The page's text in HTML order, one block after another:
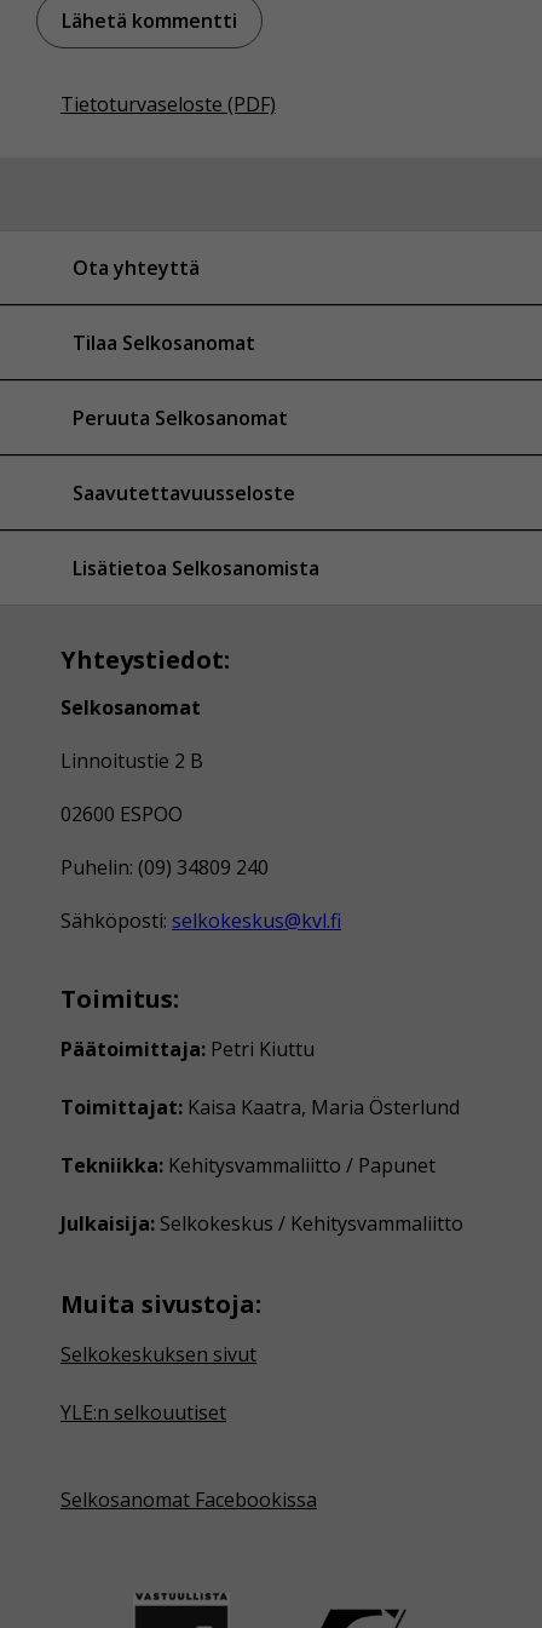
Tietoturvaseloste (PDF)
Ota yhteyttä
Tilaa Selkosanomat
Peruuta Selkosanomat
Saavutettavuusseloste
Lisätietoa Selkosanomista
Yhteystiedot:
Selkosanomat
Linnoitustie 2 B
02600 ESPOO
Puhelin: (09) 34809 240
Sähköposti: selkokeskus@kvl.fi
Toimitus:
Päätoimittaja: Petri Kiuttu
Toimittajat: Kaisa Kaatra, Maria Österlund
Tekniikka: Kehitysvammaliitto / Papunet
Julkaisija: Selkokeskus / Kehitysvammaliitto
Muita sivustoja:
Selkokeskuksen sivut
YLE:n selkouutiset
Selkosanomat Facebookissa